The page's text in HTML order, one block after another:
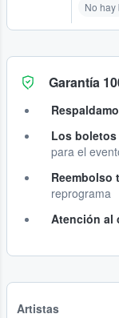
No
Garantía
Los
para el
Reembolso
reprograma
Atención al
Artistas